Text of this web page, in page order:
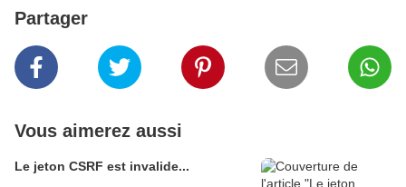
Partager
Vous aimerez aussi
Le jeton CSRF est invalide...